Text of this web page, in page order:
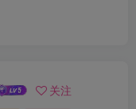
关注